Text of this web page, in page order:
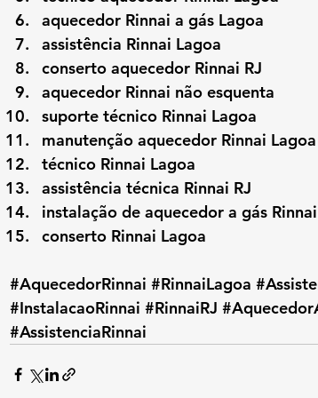
aquecedor Rinnai a gás Lagoa
assistência Rinnai Lagoa
conserto aquecedor Rinnai RJ
aquecedor Rinnai não esquenta
suporte técnico Rinnai Lagoa
manutenção aquecedor Rinnai Lagoa
técnico Rinnai Lagoa
assistência técnica Rinnai RJ
instalação de aquecedor a gás Rinnai
conserto Rinnai Lagoa
#AquecedorRinnai #RinnaiLagoa
#InstalacaoRinnai #RinnaiRJ
#AssistenciaRinnai